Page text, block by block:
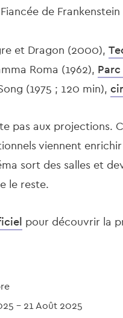
de
et Dragon (2000),
Roma (1962),
(1975 ; 120 min),
pas aux
viennent
sort des salles et
le reste.
pour découvrir la
- 21 Août 2025